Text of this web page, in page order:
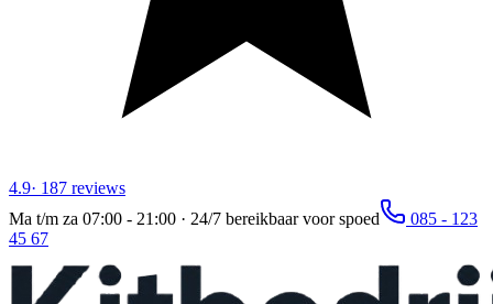
4.9· 187 reviews
Ma t/m za 07:00 - 21:00 · 24/7 bereikbaar voor spoed
085 - 123
45 67